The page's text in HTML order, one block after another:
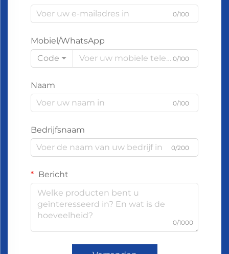
0/100
Mobiel/WhatsApp
Code
0/100
Naam
0/100
Bedrijfsnaam
0/200
Bericht
0/1000